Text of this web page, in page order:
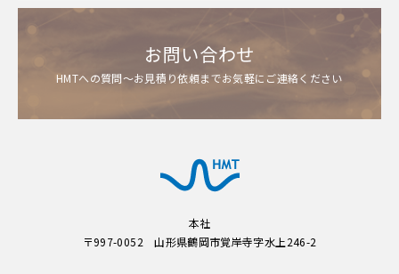
お問い合わせ
HMTへの質問～お見積り依頼までお気軽にご連絡ください
本社
〒997-0052 山形県鶴岡市覚岸寺字水上246-2